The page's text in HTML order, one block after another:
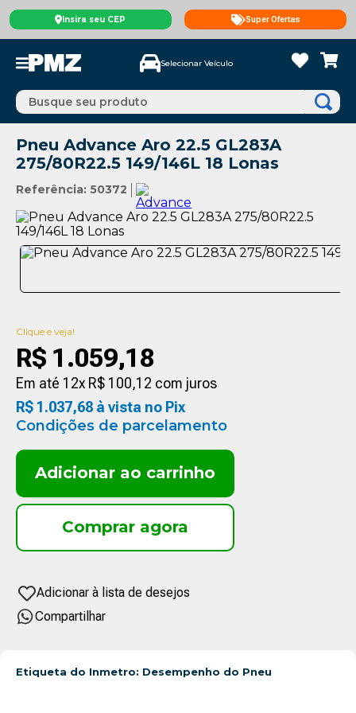
Insira seu CEP Super Ofertas
Selecionar Veículo
Busque seu produto
Pneu Advance Aro 22.5 GL283A
275/80R22.5 149/146L 18 Lonas
Referência: 50372
Clique e veja!
R$ 1 .059,18
Em até 12x R$ 100,12 com juros
R$ 1 .037,68 à vista no Pix
Condições de parcelamento
Adicionar ao carrinho
Compartilhar
Etiqueta do Inmetro: Desempenho do Pneu